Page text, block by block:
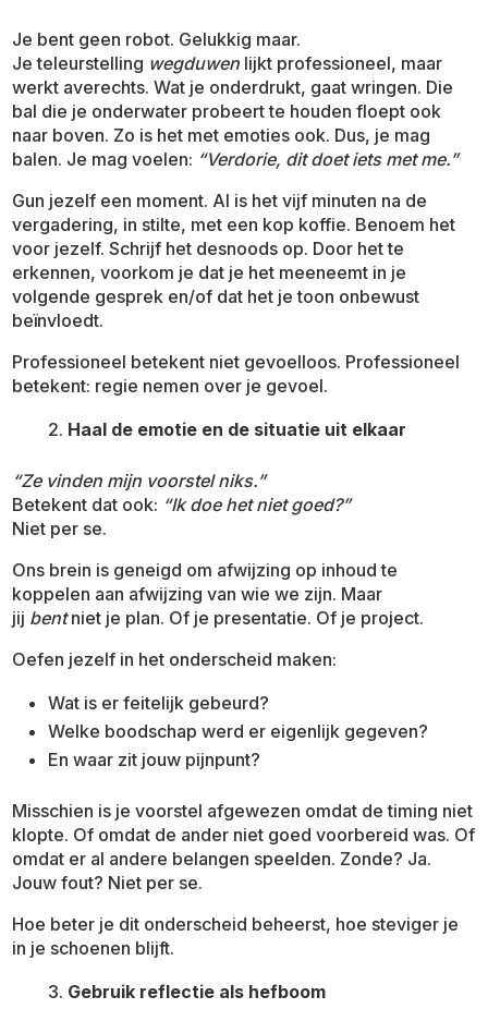
Je bent geen robot. Gelukkig maar.
Je teleurstelling wegduwen lijkt professioneel, maar
werkt averechts. Wat je onderdrukt, gaat wringen. Die
bal die je onderwater probeert te houden floept ook
naar boven. Zo is het met emoties ook. Dus, je mag
balen. Je mag voelen: “Verdorie, dit doet iets met me.”
Gun jezelf een moment. Al is het vijf minuten na de
vergadering, in stilte, met een kop koffie. Benoem het
voor jezelf. Schrijf het desnoods op. Door het te
erkennen, voorkom je dat je het meeneemt in je
volgende gesprek en/of dat het je toon onbewust
beïnvloedt.
Professioneel betekent niet gevoelloos. Professioneel
betekent: regie nemen over je gevoel.
Haal de emotie en de situatie uit elkaar
“Ze vinden mijn voorstel niks.”
Betekent dat ook: “Ik doe het niet goed?”
Niet per se.
Ons brein is geneigd om afwijzing op inhoud te
koppelen aan afwijzing van wie we zijn. Maar
jij bentniet je plan. Of je presentatie. Of je project.
Oefen jezelf in het onderscheid maken:
Wat is er feitelijk gebeurd?
Welke boodschap werd er eigenlijk gegeven?
En waar zit jouw pijnpunt?
Misschien is je voorstel afgewezen omdat de timing niet
klopte. Of omdat de ander niet goed voorbereid was. Of
omdat er al andere belangen speelden. Zonde? Ja.
Jouw fout? Niet per se.
Hoe beter je dit onderscheid beheerst, hoe steviger je
in je schoenen blijft.
Gebruik reflectie als hefboom